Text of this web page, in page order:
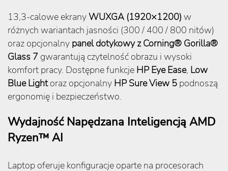
13,3-calowe ekranyWUXGA (1920×1200) w
różnych wariantach jasności (300 / 400 / 800 nitów)
oraz opcjonalny panel dotykowy z Corning® Gorilla®
Glass 7 gwarantują czytelność obrazu i wysoki
komfort pracy. Dostępne funkcje HP Eye Ease, Low
Blue Lightoraz opcjonalny HP Sure View 5 podnoszą
ergonomię i bezpieczeństwo.
Wydajność Napędzana Inteligencją AMD
Ryzen™ AI
Laptop oferuje konfiguracje oparte na procesorach